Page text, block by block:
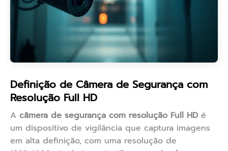
Definição de Câmera de Segurança com
Resolução Full HD
A câmera de segurança com resolução Full HD é
um dispositivo de vigilância que captura imagens
em alta definição, com uma resolução de